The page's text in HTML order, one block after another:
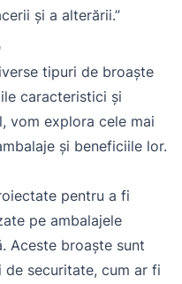
și a alterării.”
tipuri de broaște
caracteristici și
vom explora cele mai
și beneficiile lor.
pentru a fi
pe ambalajele
Aceste broaște sunt
securitate, cum ar fi